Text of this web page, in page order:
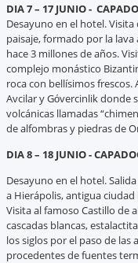
DIA 7 – 17 JUNIO -
Desayuno en el hotel.
paisaje, formado por la
hace 3 millones de años.
complejo monástico
roca con bellísimos
Avcilar y Gόvercinlik donde
volcánicas llamadas
de alfombras y piedras de
DIA 8 – 18 JUNIO -
Desayuno en el hotel.
a Hierápolis, antigua
Visita al famoso Castillo de
cascadas blancas,
los siglos por el paso de las
procedentes de fuentes